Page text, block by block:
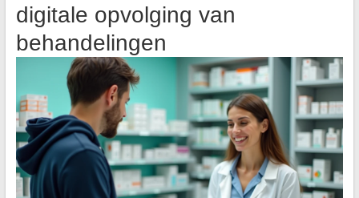
digitale opvolging van
behandelingen